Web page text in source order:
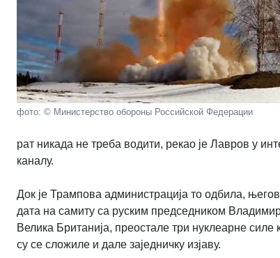
фото: © Министерство обороны Российской Федерации
рат никада не треба водити, рекао је Лавров у
каналу.
Док је Трампова администрација то одбила,
дата на самиту са руским председником
Велика Британија, преостале три нуклеарне
су се сложиле и дале заједничку изјаву.